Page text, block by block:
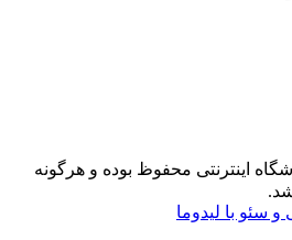
اینترنتی محفوظ بوده و هرگونه
سئو با لیدوما